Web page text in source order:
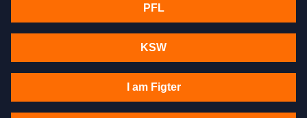
PFL
KSW
I am Figter